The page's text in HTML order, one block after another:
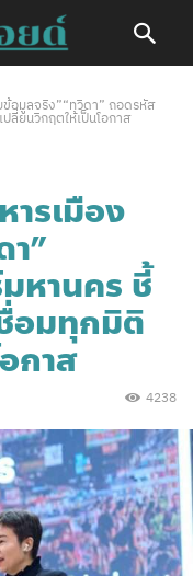
ข้อมูลจริง”“ทวิดา” ถอดรหัส
ลี่ยนวิกฤตให้เป็นโอกาส
ารเมือง
”
หานคร ชี้
อมทุกมิติ
กาส
4238